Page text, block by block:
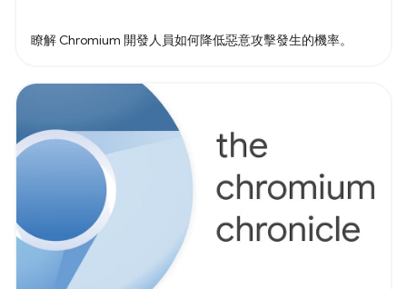
瞭解 Chromium 開發人員如何降低惡意攻擊發生的機率。